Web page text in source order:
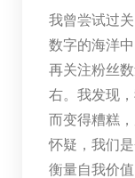
我曾尝试过
数字的海洋
再关注粉丝
右。我发现
而变得糟糕
怀疑，我们
衡量自我价值